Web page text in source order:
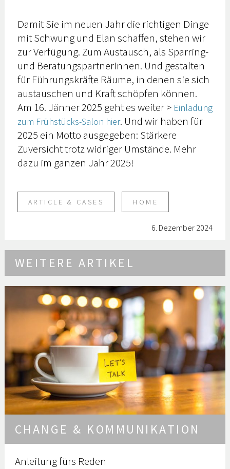
Damit Sie im neuen Jahr die richtigen Dinge
mit Schwung und Elan schaffen, stehen wir
zur Verfügung. Zum Austausch, als Sparring-
und Beratungspartnerinnen. Und gestalten
für Führungskräfte Räume, in denen sie sich
austauschen und Kraft schöpfen können.
Am 16. Jänner 2025 geht es weiter > Einladung
zum Frühstücks-Salon hier. Und wir haben für
2025 ein Motto ausgegeben: Stärkere
Zuversicht trotz widriger Umstände. Mehr
dazu im ganzen Jahr 2025!
ARTICLE & CASES HOME
6. Dezember 2024
WEITERE ARTIKEL
CHANGE & KOMMUNIKATION
Anleitung fürs Reden